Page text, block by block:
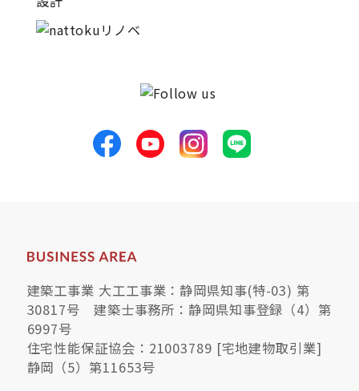
建築工事業 大工工事業：静岡県知事(特-03) 第
30817号 建築士事務所：静岡県知事登録（4）第
6997号
住宅性能保証協会：21003789 [宅地建物取引業]
静岡（5）第11653号